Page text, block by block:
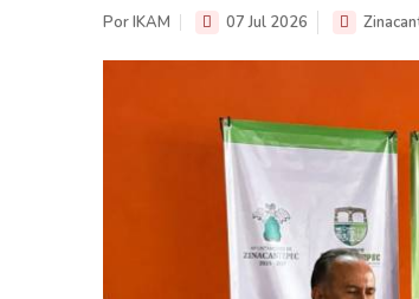
Por IKAM 07 Jul 2026
Y salió la